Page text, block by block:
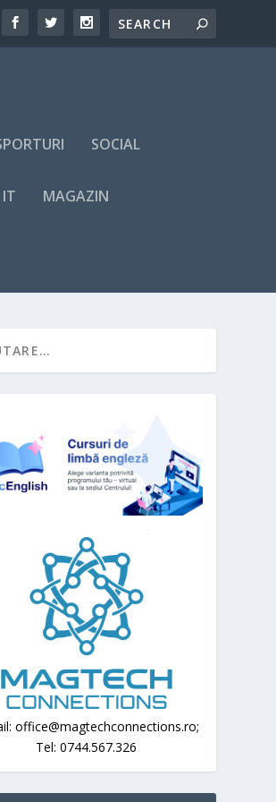
SOCIAL
IT MAGAZIN
office@magtechconnections.ro;
Tel: 0744.567.326